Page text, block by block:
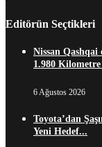
Editörün Seçtikleri
Nissan
1.980 Kilometre
6 Ağustos 2026
Toyota’dan
Yeni Hedef...